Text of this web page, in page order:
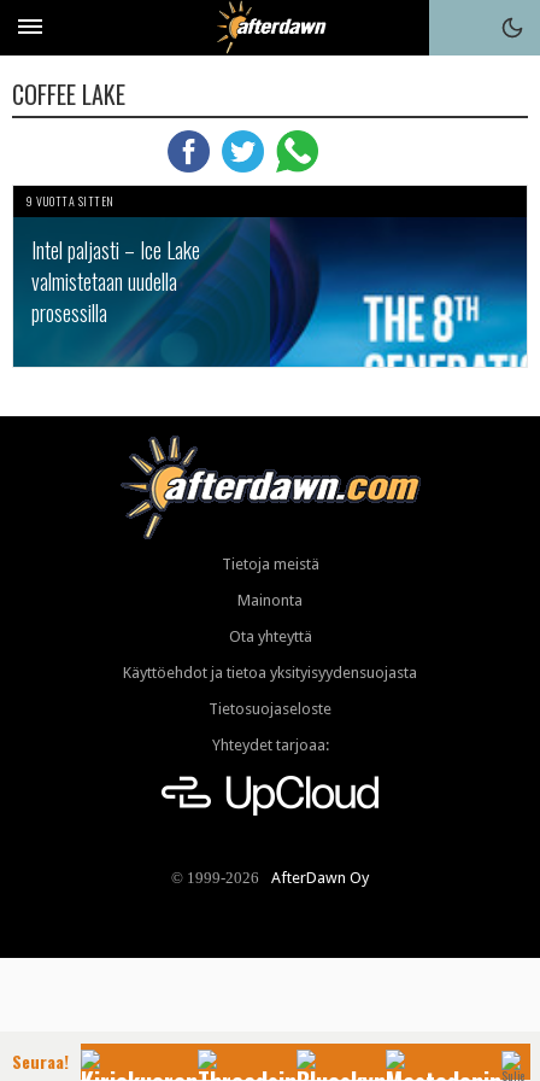
COFFEE LAKE
9 VUOTTA SITTEN
Intel paljasti – Ice Lake
valmistetaan uudella
prosessilla
Tietoja meistä
Mainonta
Ota yhteyttä
Käyttöehdot ja tietoa yksityisyydensuojasta
Tietosuojaseloste
Yhteydet tarjoaa:
© 1999-2026 AfterDawn Oy
Seuraa!